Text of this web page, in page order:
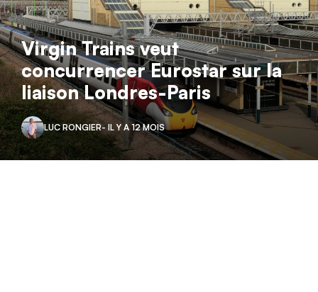
Virgin Trains veut
concurrencer Eurostar sur la
liaison Londres-Paris
LUC RONGIER- IL Y A 12 MOIS